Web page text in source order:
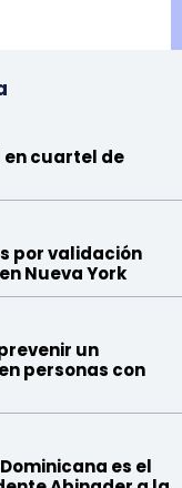
cuartel de
por validación
Nueva York
un
personas con
es el